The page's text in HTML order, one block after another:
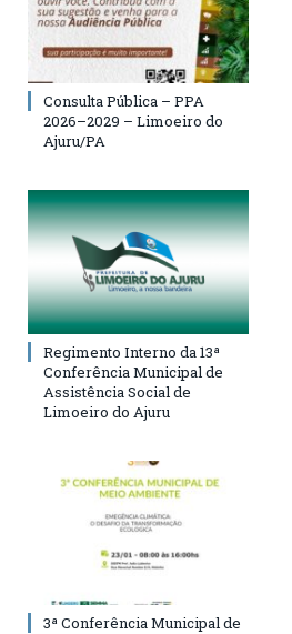
Consulta Pública – PPA
2026–2029 – Limoeiro do
Ajuru/PA
Regimento Interno da 13ª
Conferência Municipal de
Assistência Social de
Limoeiro do Ajuru
3ª Conferência Municipal de